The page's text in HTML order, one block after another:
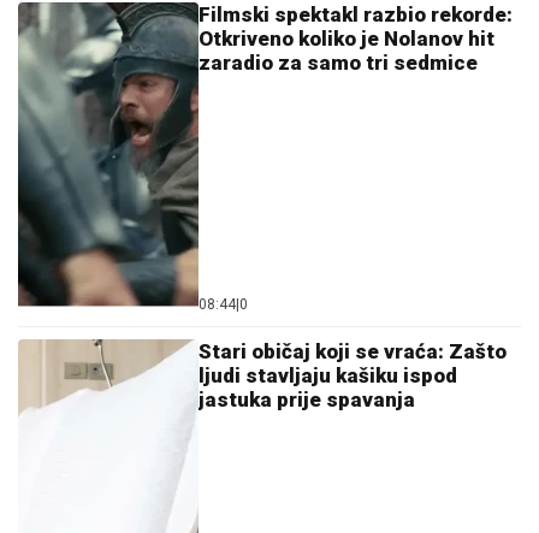
Filmski spektakl razbio rekorde:
Otkriveno koliko je Nolanov hit
zaradio za samo tri sedmice
08:44|0
Stari običaj koji se vraća: Zašto
ljudi stavljaju kašiku ispod
jastuka prije spavanja